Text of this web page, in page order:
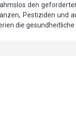
den
Pestiziden und
die gesundheitliche